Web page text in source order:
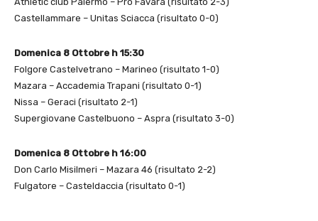
Castellammare – Unitas Sciacca (risultato 0-0)
Domenica 8 Ottobre h 15:30
Folgore Castelvetrano – Marineo (risultato 1-0)
Mazara – Accademia Trapani (risultato 0-1)
Nissa – Geraci (risultato 2-1)
Supergiovane Castelbuono – Aspra (risultato 3-0)
Domenica 8 Ottobre h 16:00
Don Carlo Misilmeri – Mazara 46 (risultato 2-2)
Fulgatore – Casteldaccia (risultato 0-1)